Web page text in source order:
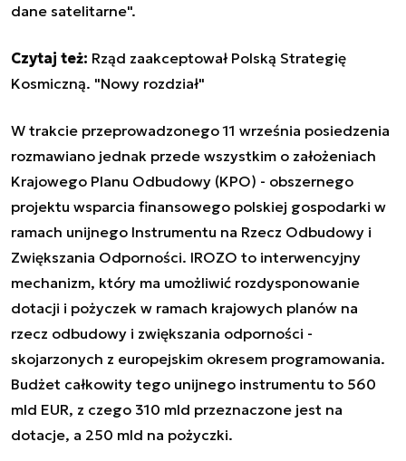
dane satelitarne".
Czytaj też: Rząd zaakceptował Polską Strategię
Kosmiczną. "Nowy rozdział"
W trakcie przeprowadzonego 11 września posiedzenia
rozmawiano jednak przede wszystkim o założeniach
Krajowego Planu Odbudowy (KPO) - obszernego
projektu wsparcia finansowego polskiej gospodarki w
ramach unijnego Instrumentu na Rzecz Odbudowy i
Zwiększania Odporności. IROZO to interwencyjny
mechanizm, który ma umożliwić rozdysponowanie
dotacji i pożyczek w ramach krajowych planów na
rzecz odbudowy i zwiększania odporności -
skojarzonych z europejskim okresem programowania.
Budżet całkowity tego unijnego instrumentu to 560
mld EUR, z czego 310 mld przeznaczone jest na
dotacje, a 250 mld na pożyczki.